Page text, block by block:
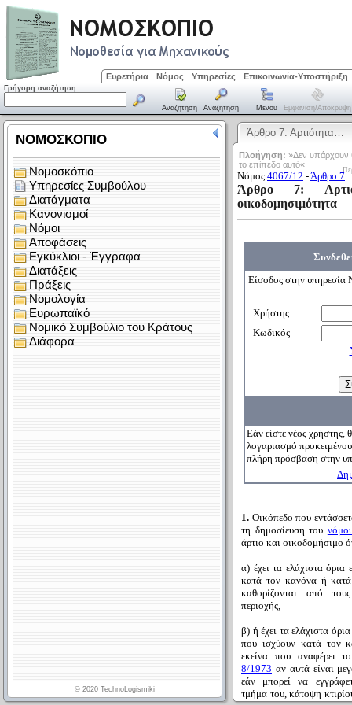
Ευρετήρια Νόμος Υπηρεσίες Επικοινωνία-Υποστήριξη
Γρήγορη αναζήτηση:
Αναζήτηση Αναζήτηση Μενού Εμφάνιση/απόκρυψη
Άρθρο 7: Αρτιότητα…